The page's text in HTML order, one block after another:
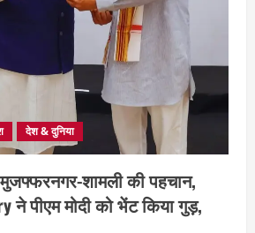
देश & दुनिया
शामली की पहचान,
ने पीएम मोदी को भेंट किया गुड़,